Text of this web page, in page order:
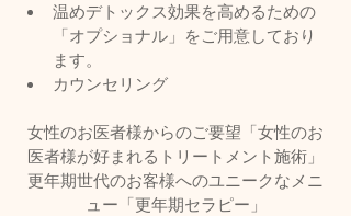
温めデトックス効果を高めるための
「オプショナル」をご用意しており
ます。
カウンセリング
女性のお医者様からのご要望「女性のお
医者様が好まれるトリートメント施術」
更年期世代のお客様へのユニークなメニ
ュー「更年期セラピー」